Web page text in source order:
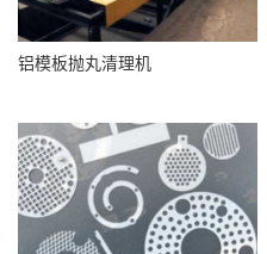
铝模板抛丸清理机